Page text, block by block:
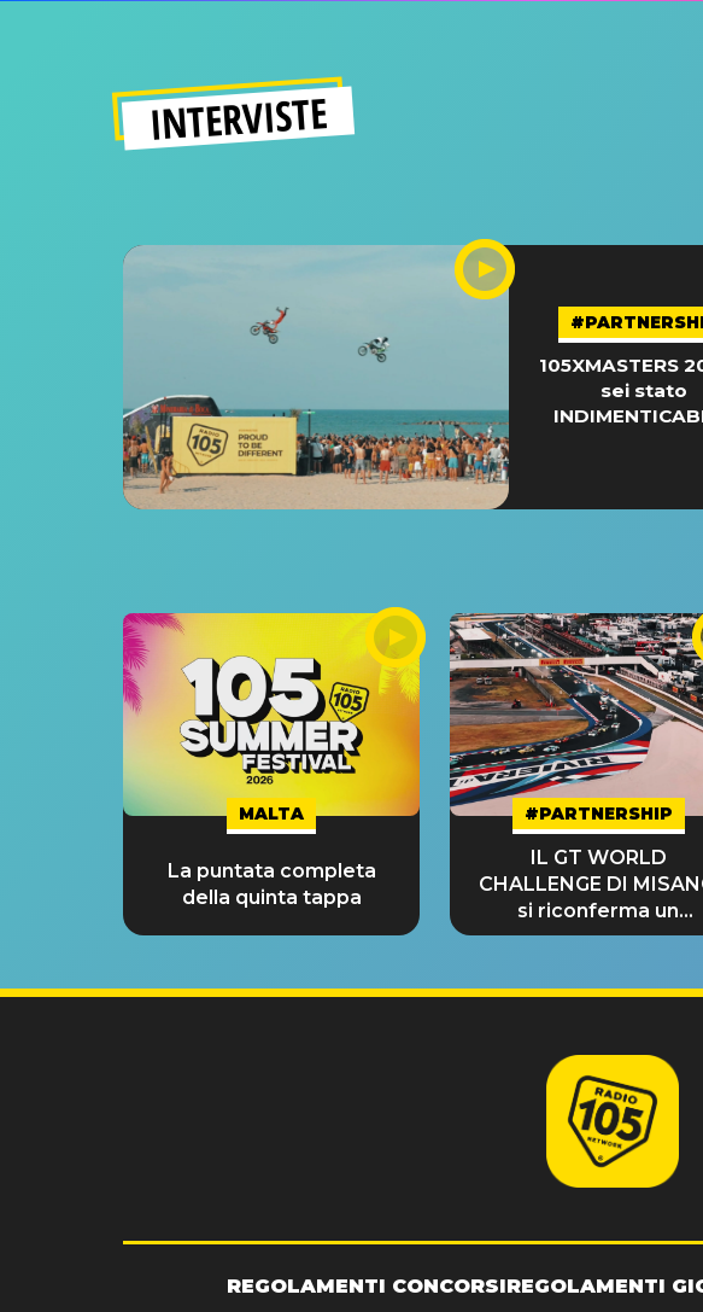
INTERVISTE
105XMASTERS
sei stato
MALTA
La puntata completa
della quinta tappa
#PARTNERSHIP
IL GT WORLD
CHALLENGE DI
si riconferma un
GRANDE SUCCESSO!
REGOLAMENTI CONCORSIREGOLAMENTI